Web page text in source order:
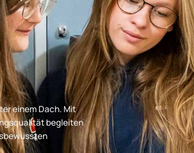
einem Dach. Mit
begleiten